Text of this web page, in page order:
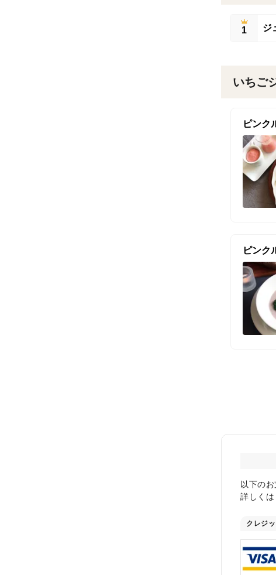
1 ジ
いちご
ピンク
ピンク
以下の
詳しくは
クレジ